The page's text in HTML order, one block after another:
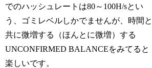
でのハッシュレートは80～100H/sとい
う、ゴミレベルしかでませんが、時間と
共に微増する（ほんとに微増）する
UNCONFIRMED BALANCEをみてると
楽しいです。